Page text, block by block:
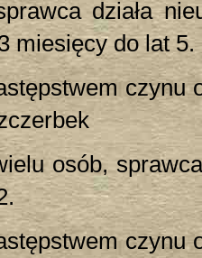
działa
miesięcy do lat 5.
czynu
osób,
czynu